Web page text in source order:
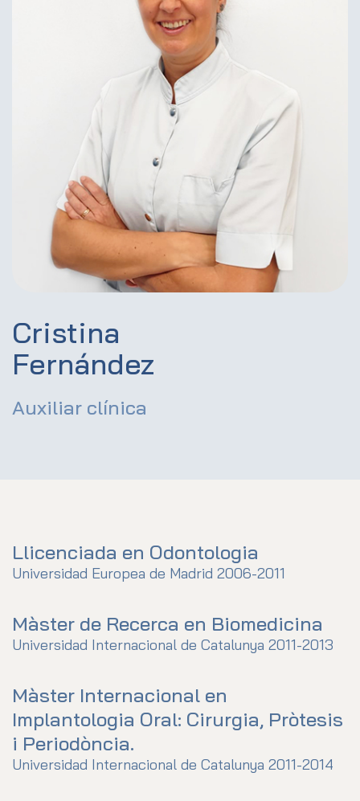
Cristina
Fernández
Auxiliar clínica
Llicenciada en Odontologia
Universidad Europea de Madrid 2006-2011
Màster de Recerca en Biomedicina
Universidad Internacional de Catalunya 2011-2013
Màster Internacional en
Implantologia Oral: Cirurgia, Pròtesis
i Periodòncia.
Universidad Internacional de Catalunya 2011-2014